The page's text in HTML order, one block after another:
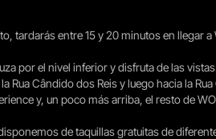
tardarás entre 15 y 20 minutos en llegar a
por el nivel inferior y disfruta de las
Rua Cândido dos Reis y luego hacia la
y, un poco más arriba, el resto de
de taquillas gratuitas de